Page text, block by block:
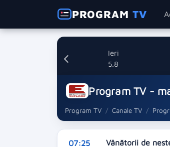
PROGRAMTV
Ieri
5.8
Program TV -
Program TV Canale TV
07:25 Vânătorii de